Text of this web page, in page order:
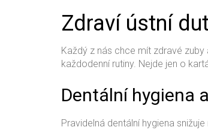
Zdraví ústní
Každý z nás chce mít zdravé
každodenní rutiny. Nejde jen o
Dentální hygiena
Pravidelná dentální hygiena